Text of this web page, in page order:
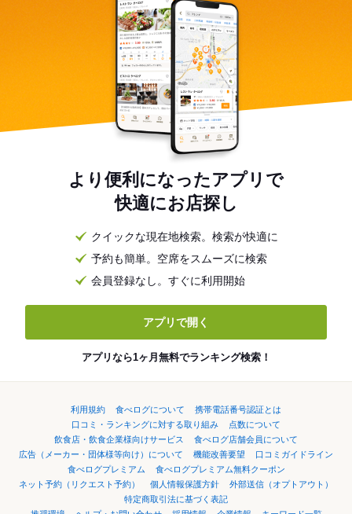
より便利になったアプリで
快適にお店探し
クイックな現在地検索。検索が快適に
予約も簡単。空席をスムーズに検索
会員登録なし。すぐに利用開始
アプリで開く
アプリなら1ヶ月無料でランキング検索！
利用規約 食べログについて
携帯電話番号認証とは
口コミ・ランキングに対する取り組み
点数について
飲食店・飲食企業様向けサービス
食べログ店舗会員について
広告（メーカー・団体様等向け）について
機能改善要望
口コミガイドライン
食べログプレミアム
食べログプレミアム無料クーポン
ネット予約（リクエスト予約）
個人情報保護方針
外部送信（オプトアウト）
特定商取引法に基づく表記